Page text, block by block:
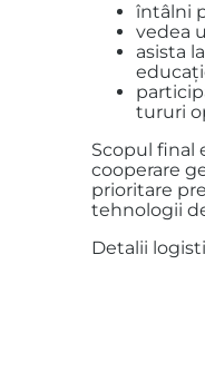
întâlni
vedea
asista
tururi
Scopul final
cooperare
prioritare
tehnologii
Detalii